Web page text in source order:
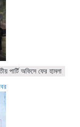
পার্টি অফিসে ফের হামলা